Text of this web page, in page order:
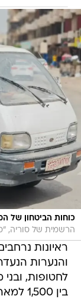
כוחות הביטחון של
הרשמית של סוריה,
והנערות
לחטופות,
בין